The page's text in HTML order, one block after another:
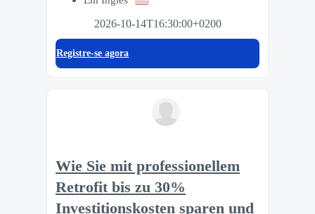
2026-10-14T16:30:00+0200
Registre-se agora
Wie Sie mit professionellem
Retrofit bis zu 30%
Investitionskosten sparen und